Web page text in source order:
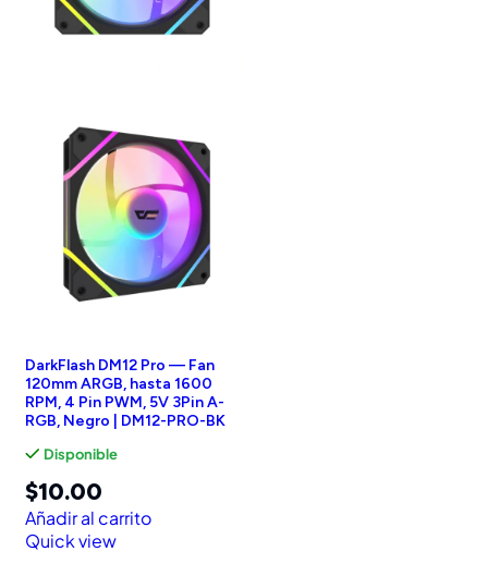
DarkFlash DM12 Pro — Fan
120mm ARGB, hasta 1600
RPM, 4 Pin PWM, 5V 3Pin A-
RGB, Negro | DM12-PRO-BK
Disponible
$10.00
Añadir al carrito
Quick view